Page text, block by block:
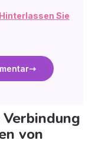
Hinterlassen Sie
von